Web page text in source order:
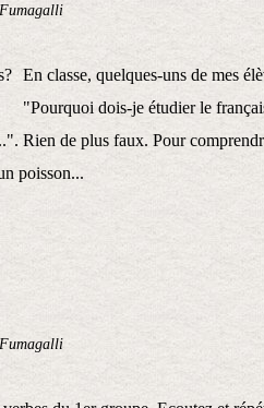
En classe, quelques-uns de mes
"Pourquoi dois-je étudier le
Rien de plus faux. Pour
poisson...